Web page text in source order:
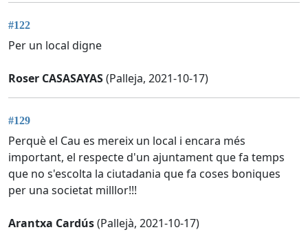
#122
Per un local digne
Roser CASASAYAS(Palleja, 2021-10-17)
#129
Perquè el Cau es mereix un local i encara més
important, el respecte d'un ajuntament que fa temps
que no s'escolta la ciutadania que fa coses boniques
per una societat milllor!!!
Arantxa Cardús(Pallejà, 2021-10-17)